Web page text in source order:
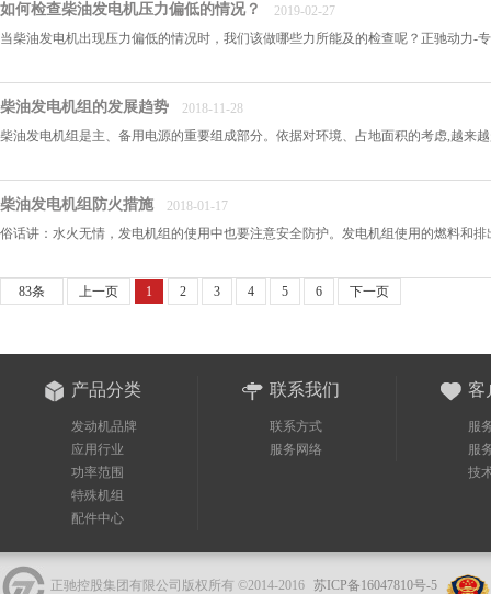
如何检查柴油发电机压力偏低的情况？
2019-02-27
当柴油发电机出现压力偏低的情况时，我们该做哪些力所能及的检查呢？正驰动力
柴油发电机组的发展趋势
2018-11-28
柴油发电机组是主、备用电源的重要组成部分。依据对环境、占地面积的考虑,越来
柴油发电机组防火措施
2018-01-17
俗话讲：水火无情，发电机组的使用中也要注意安全防护。发电机组使用的燃料和
83条 上一页 1 2 3 4 5 6 下一页
产品分类
发动机品牌
应用行业
功率范围
特殊机组
配件中心
联系我们
联系方式
服务网络
客
服
服
技
正驰控股集团有限公司版权所有 ©2014-2016 苏ICP备16047810号-5